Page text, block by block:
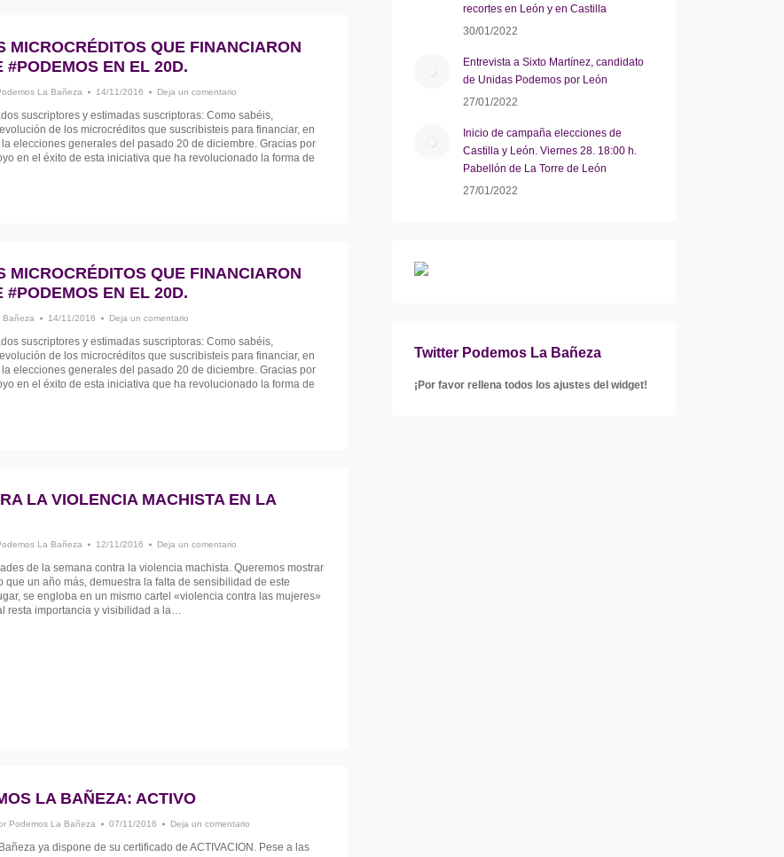
MICROCRÉDITOS QUE FINANCIARON
#PODEMOS EN EL 20D.
La Bañeza 14/11/2016 Deja un comentario
suscriptores y estimadas suscriptoras: Como sabéis,
de los microcréditos que suscribisteis para financiar, en
elecciones generales del pasado 20 de diciembre. Gracias por
en el éxito de esta iniciativa que ha revolucionado la forma de
MICROCRÉDITOS QUE FINANCIARON
#PODEMOS EN EL 20D.
Bañeza 14/11/2016 Deja un comentario
suscriptores y estimadas suscriptoras: Como sabéis,
de los microcréditos que suscribisteis para financiar, en
elecciones generales del pasado 20 de diciembre. Gracias por
en el éxito de esta iniciativa que ha revolucionado la forma de
LA VIOLENCIA MACHISTA EN LA
La Bañeza 12/11/2016 Deja un comentario
de la semana contra la violencia machista. Queremos mostrar
que un año más, demuestra la falta de sensibilidad de este
se engloba en un mismo cartel «violencia contra las mujeres»
resta importancia y visibilidad a la…
LA BAÑEZA: ACTIVO
Podemos La Bañeza 07/11/2016 Deja un comentario
ya dispone de su certificado de ACTIVACION. Pese a las
recortes en León y en Castilla
30/01/2022
Entrevista a Sixto Martínez, candidato
de Unidas Podemos por León
27/01/2022
Inicio de campaña elecciones de
Castilla y León. Viernes 28. 18:00 h.
Pabellón de La Torre de León
27/01/2022
Twitter Podemos La Bañeza
¡Por favor rellena todos los ajustes del widget!